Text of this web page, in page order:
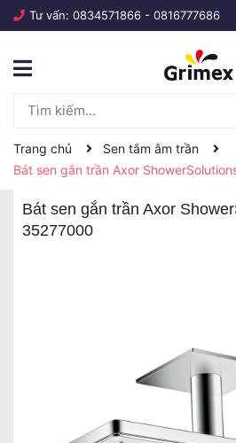
Tư vấn: 0834571866 - 0816777686
Trang chủ
Sen tắm âm trần
Bát sen gắn trần Axor
Bát sen gắn trần Axor
35277000